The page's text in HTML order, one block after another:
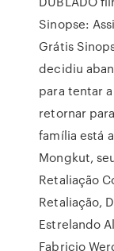
Sinopse:
Grátis
decidiu
para tentar
retornar
família está
Mongkut,
Retaliação
Retaliação,
Estrelando
Fabricio